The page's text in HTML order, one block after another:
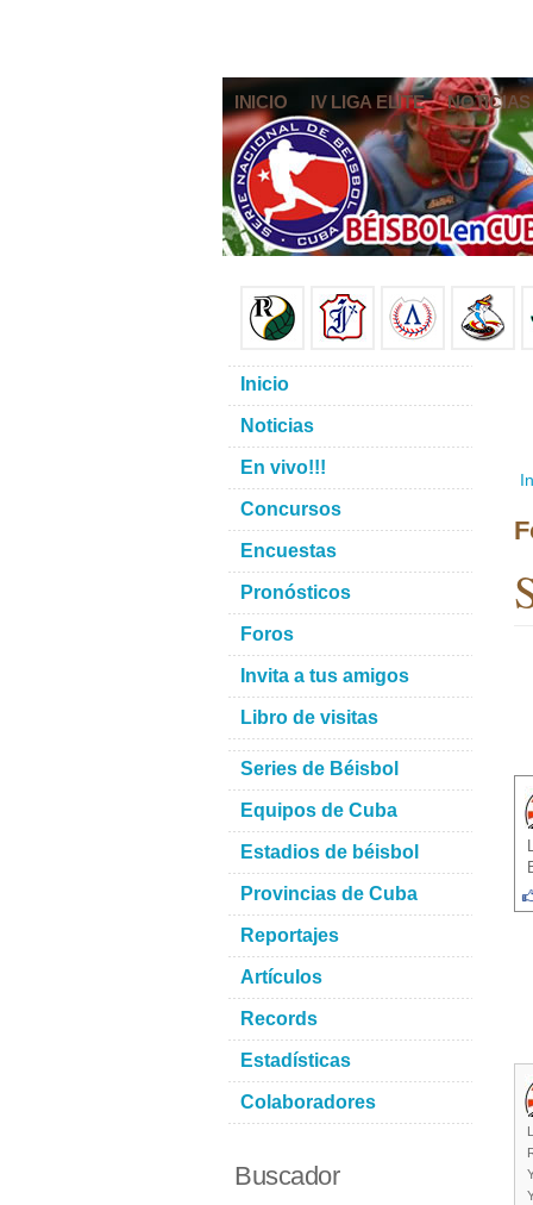
INICIO IV LIGA ELITE NOTICIAS
Inicio
Noticias
En vivo!!!
Concursos
Encuestas
Pronósticos
Foros
Invita a tus amigos
Libro de visitas
Series de Béisbol
Equipos de Cuba
Estadios de béisbol
Provincias de Cuba
Reportajes
Artículos
Records
Estadísticas
Colaboradores
Buscador